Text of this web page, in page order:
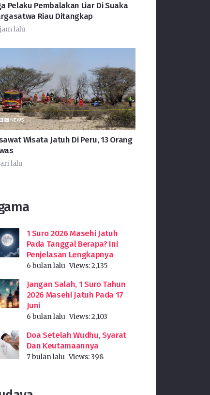
Pelaku Pembalakan Liar Di Suaka
Riau Ditangkap
lalu
Wisata Jatuh Di Peru, 13 Orang
lalu
1 Suro 2026 Masehi Jatuh
Pada Tanggal Berapa? Ini
Penjelasan Lengkapnya
6 bulan lalu Views:2,135
Jangan Salah, 1 Suro Tahun
2026 Masehi Jatuh Pada 17
Juni
6 bulan lalu Views:2,103
Doa Setelah Wudhu, Syarat
Dan Keutamaannya
7 bulan lalu Views:398